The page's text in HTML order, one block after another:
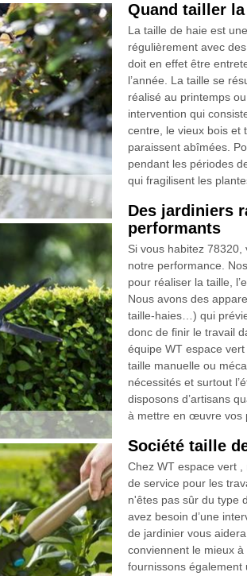
Quand tailler
La taille de haie est
régulièrement avec
doit en effet être
l’année. La taille se
réalisé au printemps
intervention qui
centre, le vieux bois et
paraissent abîmées.
pendant les périodes
qui fragilisent les
Des jardiniers
performants
Si vous habitez
notre performance.
pour réaliser la taille,
Nous avons des
taille-haies…) qui
donc de finir le travail
équipe WT espace
taille manuelle ou
nécessités et surtout
disposons d’artisans
à mettre en œuvre vos
Société taille
Chez WT espace vert
de service pour les
n'êtes pas sûr du type
avez besoin d’une
de jardinier vous
conviennent le mieux
fournissons également